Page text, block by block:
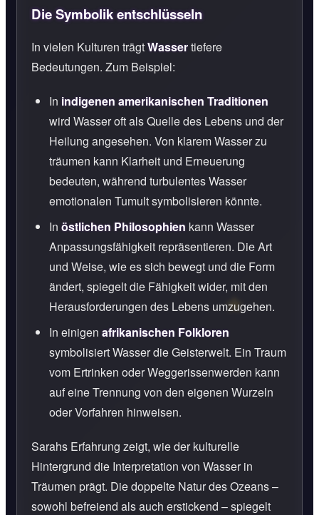
Die Symbolik entschlüsseln
In vielen Kulturen trägtWassertiefere
Bedeutungen. Zum Beispiel:
In indigenen amerikanischen Traditionen
wird Wasser oft als Quelle des Lebens und der
Heilung angesehen. Von klarem Wasser zu
träumen kann Klarheit und Erneuerung
bedeuten, während turbulentes Wasser
emotionalen Tumult symbolisieren könnte.
In östlichen Philosophien kann Wasser
Anpassungsfähigkeit repräsentieren. Die Art
und Weise, wie es sich bewegt und die Form
ändert, spiegelt die Fähigkeit wider, mit den
Herausforderungen des Lebens umzugehen.
In einigen afrikanischen Folkloren
symbolisiert Wasser die Geisterwelt. Ein Traum
vom Ertrinken oder Weggerissenwerden kann
auf eine Trennung von den eigenen Wurzeln
oder Vorfahren hinweisen.
Sarahs Erfahrung zeigt, wie der kulturelle
Hintergrund die Interpretation von Wasser in
Träumen prägt. Die doppelte Natur des Ozeans –
sowohl befreiend als auch erstickend – spiegelt